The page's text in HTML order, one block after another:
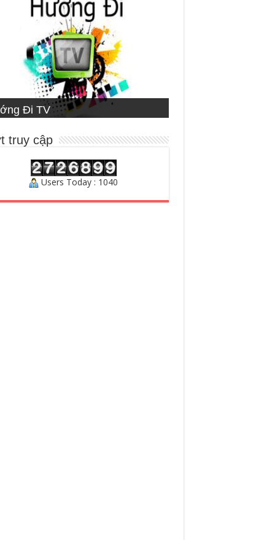
Đi TV
Đạo
MISSIONARY
Chăn Bầy
truy cập
Users Today : 1040